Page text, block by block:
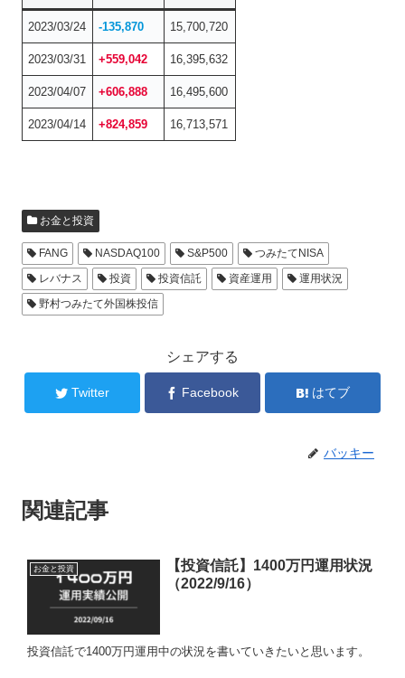
2023/03/24 -135,870 15,700,720
2023/03/31 +559,042 16,395,632
2023/04/07 +606,888 16,495,600
2023/04/14 +824,859 16,713,571
お金と投資
FANG NASDAQ100 S&P500
つみたてNISA
レバナス
投資 投資信託 資産運用
運用状況
野村つみたて外国株投信
シェアする
Twitter Facebook はてブ
バッキー
関連記事
お金と投資
【投資信託】1400万円運用状況
（2022/9/16）
投資信託で1400万円運用中の状況を書いていきたいと思います。